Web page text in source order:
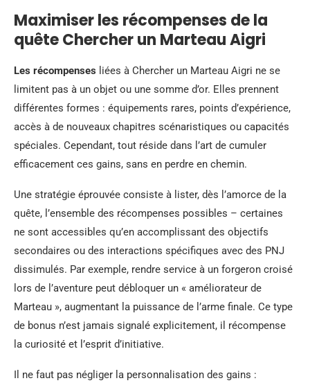
Maximiser les récompenses de la
quête Chercher un Marteau Aigri
Les récompenses liées à Chercher un Marteau Aigri ne se
limitent pas à un objet ou une somme d’or. Elles prennent
différentes formes : équipements rares, points d’expérience,
accès à de nouveaux chapitres scénaristiques ou capacités
spéciales. Cependant, tout réside dans l’art de cumuler
efficacement ces gains, sans en perdre en chemin.
Une stratégie éprouvée consiste à lister, dès l’amorce de la
quête, l’ensemble des récompenses possibles – certaines
ne sont accessibles qu’en accomplissant des objectifs
secondaires ou des interactions spécifiques avec des PNJ
dissimulés. Par exemple, rendre service à un forgeron croisé
lors de l’aventure peut débloquer un « améliorateur de
Marteau », augmentant la puissance de l’arme finale. Ce type
de bonus n’est jamais signalé explicitement, il récompense
la curiosité et l’esprit d’initiative.
Il ne faut pas négliger la personnalisation des gains :